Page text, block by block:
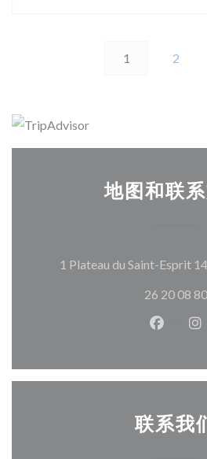
1 2
地图和联
1 Plateau du Saint-Esprit
26 20 08 80
联系我